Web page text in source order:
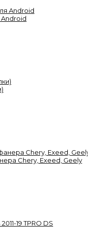
Android
Chery, Exeed, Geely